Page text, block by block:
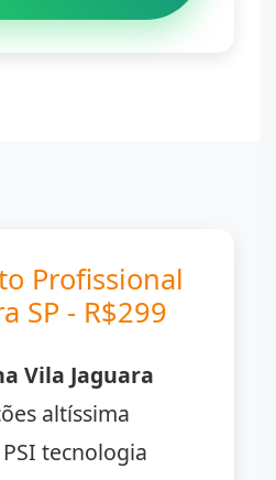
Profissional
SP - R$299
Vila Jaguara
altíssima
tecnologia